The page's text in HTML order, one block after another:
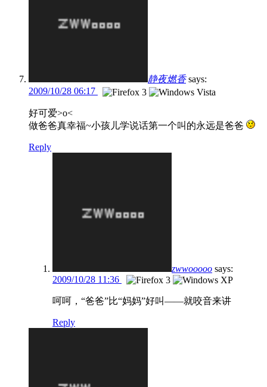
静夜燃香 says:
2009/10/28 06:17
好可爱>o<
做爸爸真幸福~小孩儿学说话第一个叫的永远是爸爸
Reply
zwwooooo says:
2009/10/28 11:36
呵呵，“爸爸”比“妈妈”好叫——就咬音来讲
Reply